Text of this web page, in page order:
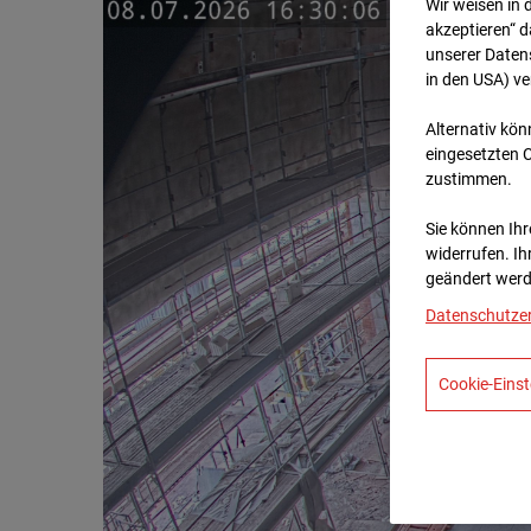
Wir weisen in
akzeptieren“
unserer
in den USA)
Alternativ
eingesetzten
zustimmen.
Sie können
widerrufen.
geändert
Cookie-